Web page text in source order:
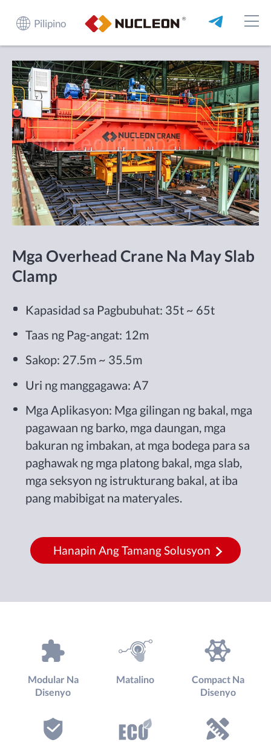
Pilipino
Mga Overhead Crane Na May Slab
Clamp
Kapasidad sa Pagbubuhat: 35t ~ 65t
Taas ng Pag-angat: 12m
Sakop: 27.5m ~ 35.5m
Uri ng manggagawa: A7
Mga Aplikasyon: Mga gilingan ng bakal, mga
pagawaan ng barko, mga daungan, mga
bakuran ng imbakan, at mga bodega para sa
paghawak ng mga platong bakal, mga slab,
mga seksyon ng istrukturang bakal, at iba
pang mabibigat na materyales.
Hanapin Ang Tamang Solusyon
Modular Na
Disenyo
Matalino
Compact Na
Disenyo